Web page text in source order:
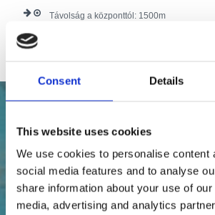
Consent Details
This website uses cookies
We use cookies to personalise content
social media features and to analyse
share information about your use of
media, advertising and analytics
Távolság a központtól: 1500